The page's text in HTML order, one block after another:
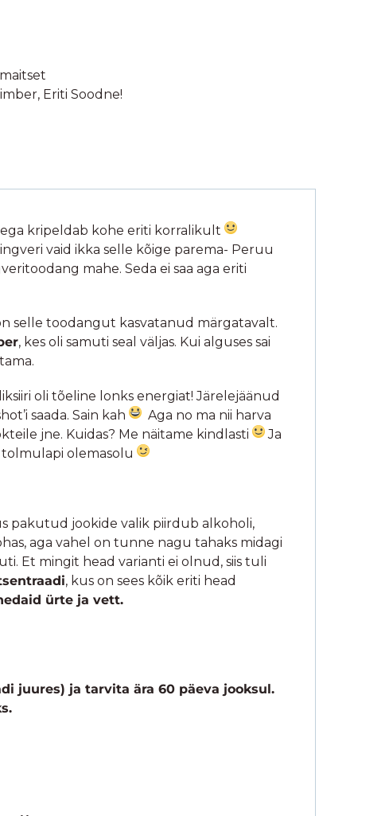
, Eriti Soodne!
kripeldab kohe eriti korralikult
vaid ikka selle kõige parema- Peruu
mahe. Seda ei saa aga eriti
selle toodangut kasvatanud märgatavalt.
, kes oli samuti seal väljas. Kui alguses sai
oli tõeline lonks energiat! Järelejäänud
saada. Sain kah
Aga no ma nii harva
jne. Kuidas? Me näitame kindlasti
Ja
tolmulapi olemasolu
pakutud jookide valik piirdub alkoholi,
aga vahel on tunne nagu tahaks midagi
Et mingit head varianti ei olnud, siis tuli
, kus on sees kõik eriti head
ürte ja vett.
juures) ja tarvita ära 60 päeva jooksul.